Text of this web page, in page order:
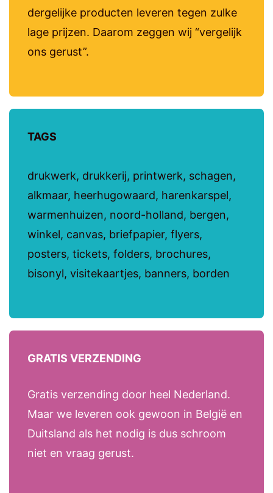
dergelijke producten leveren tegen zulke
lage prijzen. Daarom zeggen wij “vergelijk
ons gerust”.
TAGS
drukwerk, drukkerij, printwerk, schagen,
alkmaar, heerhugowaard, harenkarspel,
warmenhuizen, noord-holland, bergen,
winkel, canvas, briefpapier, flyers,
posters, tickets, folders, brochures,
bisonyl, visitekaartjes, banners, borden
GRATIS VERZENDING
Gratis verzending door heel Nederland.
Maar we leveren ook gewoon in België en
Duitsland als het nodig is dus schroom
niet en vraag gerust.